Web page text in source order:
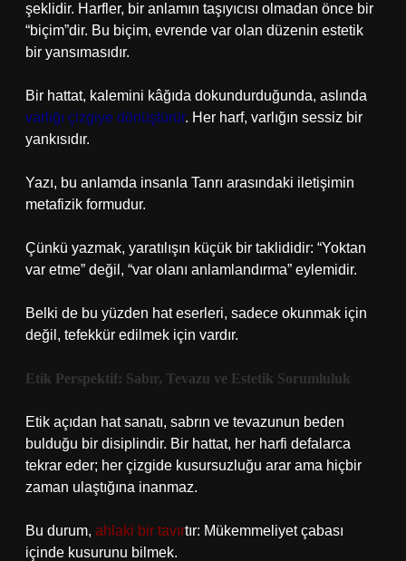
şeklidir. Harfler, bir anlamın taşıyıcısı olmadan önce bir
“biçim”dir. Bu biçim, evrende var olan düzenin estetik
bir yansımasıdır.
Bir hattat, kalemini kâğıda dokundurduğunda, aslında
varlığı çizgiye dönüştürür. Her harf, varlığın sessiz bir
yankısıdır.
Yazı, bu anlamda insanla Tanrı arasındaki iletişimin
metafizik formudur.
Çünkü yazmak, yaratılışın küçük bir taklididir: “Yoktan
var etme” değil, “var olanı anlamlandırma” eylemidir.
Belki de bu yüzden hat eserleri, sadece okunmak için
değil, tefekkür edilmek için vardır.
Etik Perspektif: Sabır, Tevazu ve Estetik Sorumluluk
Etik açıdan hat sanatı, sabrın ve tevazunun beden
bulduğu bir disiplindir. Bir hattat, her harfi defalarca
tekrar eder; her çizgide kusursuzluğu arar ama hiçbir
zaman ulaştığına inanmaz.
Bu durum, ahlaki bir tavırtır: Mükemmeliyet çabası
içinde kusurunu bilmek.